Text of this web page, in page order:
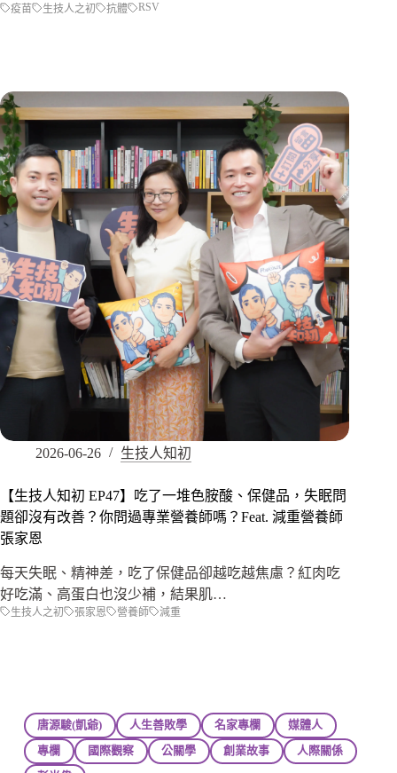
疫苗 生技人之初 抗體 RSV
2026-06-26 生技人知初
【生技人知初 EP47】吃了一堆色胺酸、保健品，失眠問
題卻沒有改善？你問過專業營養師嗎？Feat. 減重營養師
張家恩
每天失眠、精神差，吃了保健品卻越吃越焦慮？紅肉吃
好吃滿、高蛋白也沒少補，結果肌…
生技人之初 張家恩 營養師 減重
唐源駿(凱爺) 人生善敗學 名家專欄
媒體人
專欄
國際觀察 公關學 創業故事
人際關係